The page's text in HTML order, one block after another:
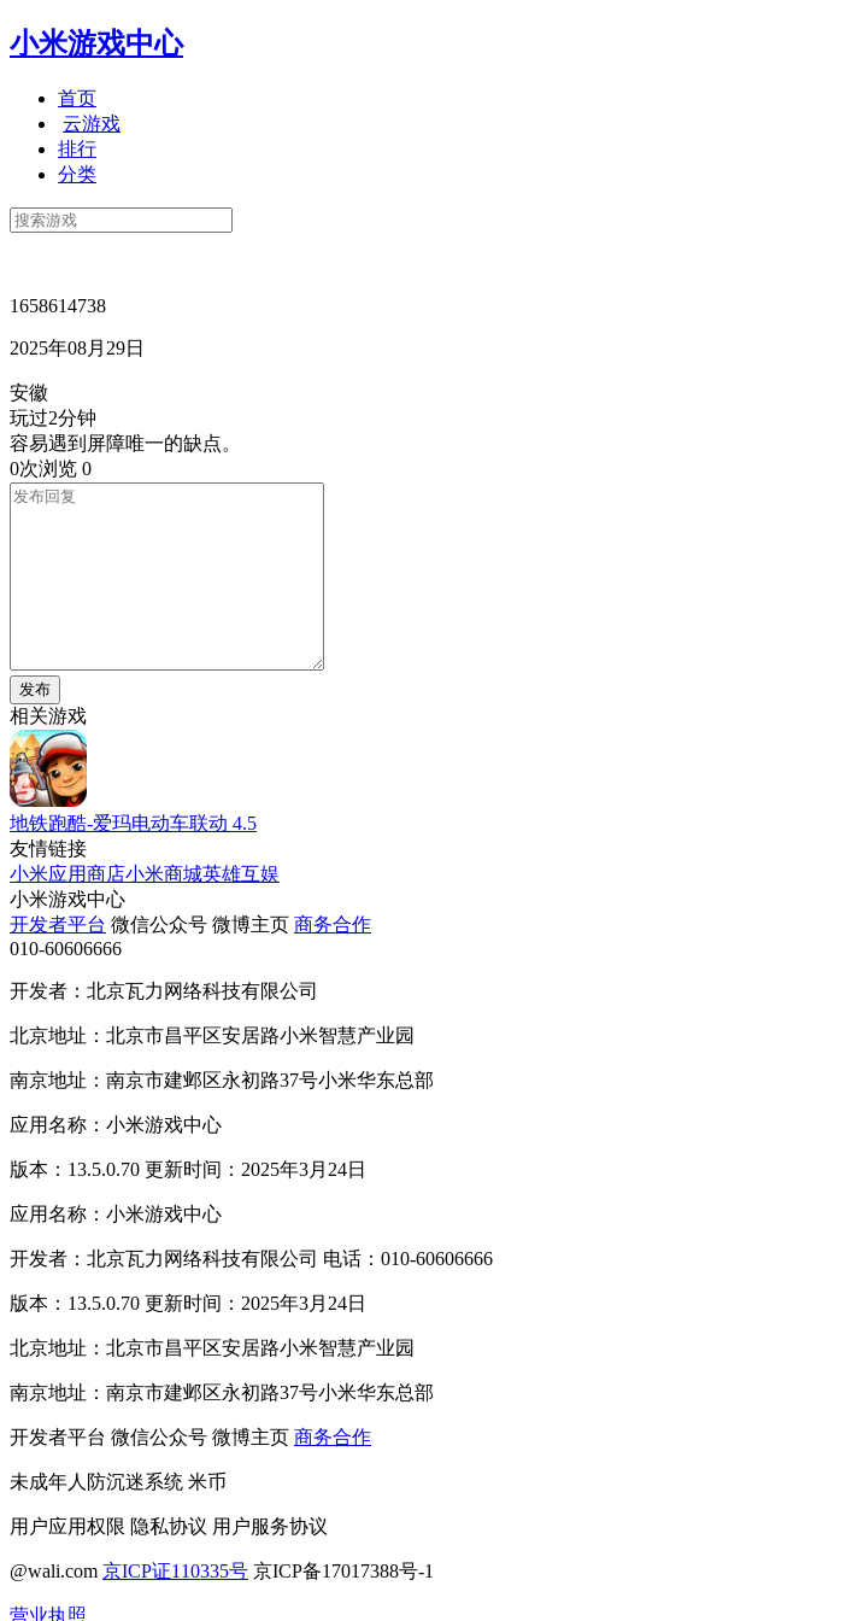
小米游戏中心
首页
云游戏
排行
分类
1658614738
2025年08月29日
安徽
玩过2分钟
容易遇到屏障唯一的缺点。
0次浏览 0
发布
相关游戏
地铁跑酷-爱玛电动车联动 4.5
友情链接
小米应用商店小米商城英雄互娱
小米游戏中心
开发者平台 微信公众号 微博主页 商务合作
010-60606666
开发者：北京瓦力网络科技有限公司
北京地址：北京市昌平区安居路小米智慧产业园
南京地址：南京市建邺区永初路37号小米华东总部
应用名称：小米游戏中心
版本：13.5.0.70 更新时间：2025年3月24日
应用名称：小米游戏中心
开发者：北京瓦力网络科技有限公司 电话：010-60606666
版本：13.5.0.70 更新时间：2025年3月24日
北京地址：北京市昌平区安居路小米智慧产业园
南京地址：南京市建邺区永初路37号小米华东总部
开发者平台 微信公众号 微博主页 商务合作
未成年人防沉迷系统 米币
用户应用权限 隐私协议 用户服务协议
@wali.com 京ICP证110335号 京ICP备17017388号-1
营业执照